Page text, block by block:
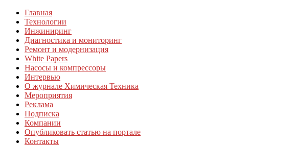
Главная
Технологии
Инжиниринг
Диагностика и мониторинг
Ремонт и модернизация
White Papers
Насосы и компрессоры
Интервью
О журнале Химическая Техника
Мероприятия
Реклама
Подписка
Компании
Опубликовать статью на портале
Контакты